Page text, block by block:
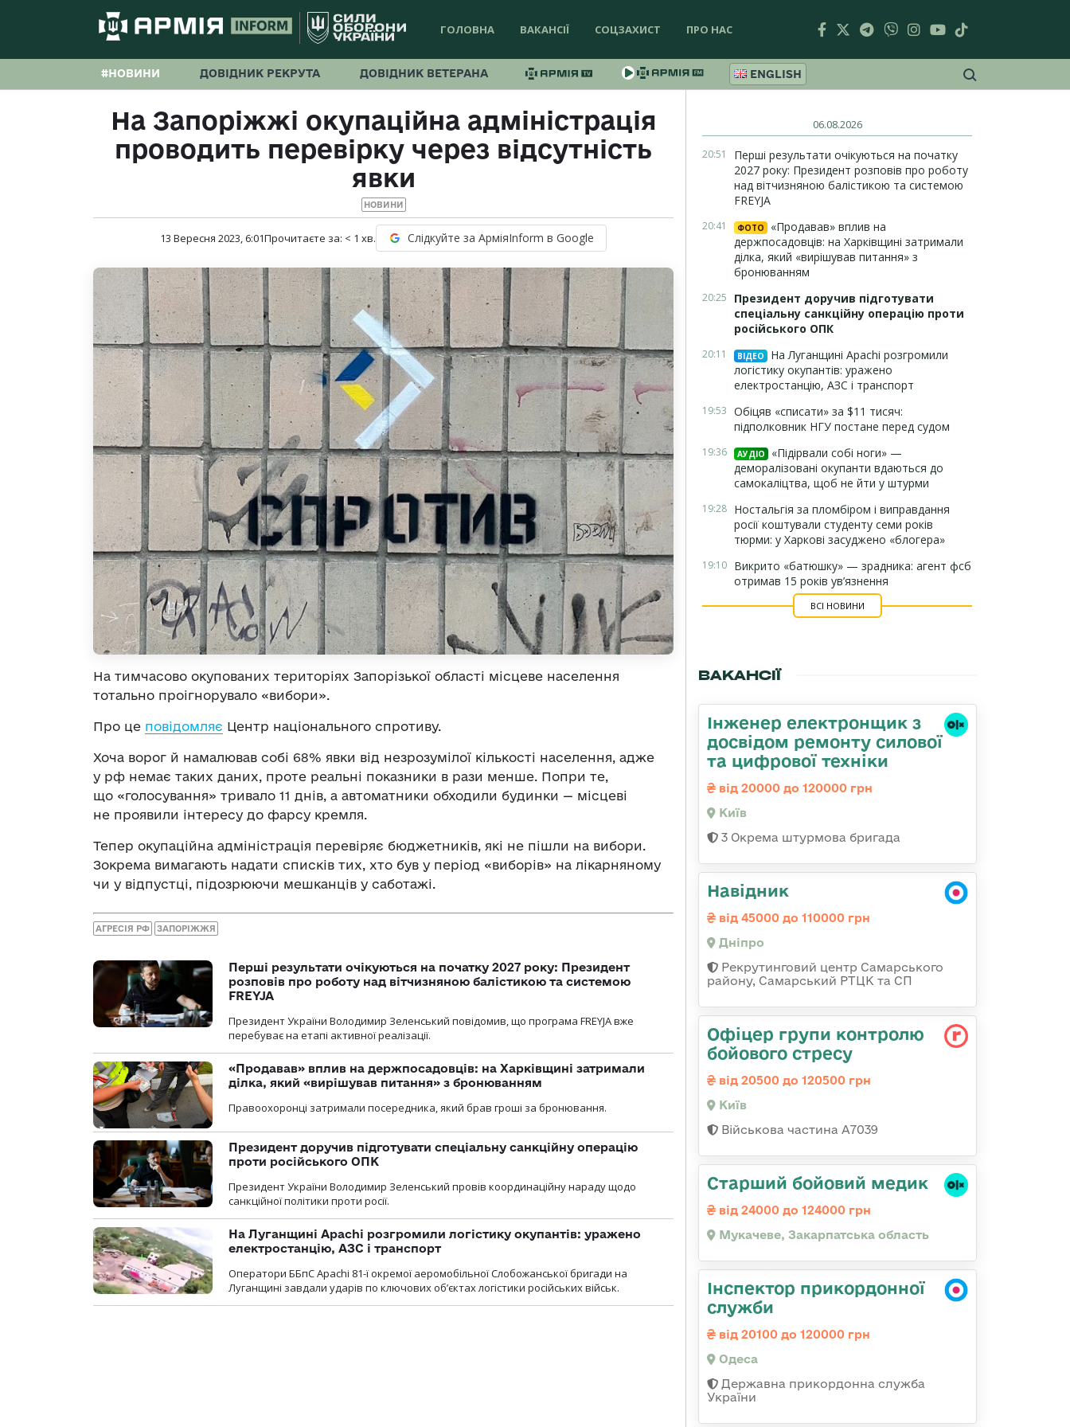
ГОЛОВНА ВАКАНСІЇ СОЦЗАХИСТ ПРО НАС
#НОВИНИ ДОВІДНИК РЕКРУТА ДОВІДНИК ВЕТЕРАНА ENGLISH
На Запоріжжі окупаційна адміністрація
проводить перевірку через відсутність
явки
НОВИНИ
13 Вересня 2023, 6:01Прочитаєте за: < 1 хв. Слідкуйте за АрміяInform в Google
На тимчасово окупованих територіях Запорізької області місцеве населення
тотально проігнорувало «вибори».
Про це повідомляє Центр національного спротиву.
Хоча ворог й намалював собі 68% явки від незрозумілої кількості населення, адже
у рф немає таких даних, проте реальні показники в рази менше. Попри те,
що «голосування» тривало 11 днів, а автоматники обходили будинки — місцеві
не проявили інтересу до фарсу кремля.
Тепер окупаційна адміністрація перевіряє бюджетників, які не пішли на вибори.
Зокрема вимагають надати списків тих, хто був у період «виборів» на лікарняному
чи у відпустці, підозрюючи мешканців у саботажі.
АГРЕСІЯ РФ ЗАПОРІЖЖЯ
Перші результати очікуються на початку 2027 року: Президент
розповів про роботу над вітчизняною балістикою та системою
FREYJA
Президент України Володимир Зеленський повідомив, що програма FREYJA вже
перебуває на етапі активної реалізації.
«Продавав» вплив на держпосадовців: на Харківщині затримали
ділка, який «вирішував питання» з бронюванням
Правоохоронці затримали посередника, який брав гроші за бронювання.
Президент доручив підготувати спеціальну санкційну операцію
проти російського ОПК
Президент України Володимир Зеленський провів координаційну нараду щодо
санкційної політики проти росії.
На Луганщині Apachi розгромили логістику окупантів: уражено
електростанцію, АЗС і транспорт
Оператори ББпС Apachi 81-ї окремої аеромобільної Слобожанської бригади на
Луганщині завдали ударів по ключових об’єктах логістики російських військ.
06.08.2026
20:51
Перші результати очікуються на початку
2027 року: Президент розповів про роботу
над вітчизняною балістикою та системою
FREYJA
20:41 ФОТО
«Продавав» вплив на
держпосадовців: на Харківщині затримали
ділка, який «вирішував питання» з
бронюванням
20:25
Президент доручив підготувати
спеціальну санкційну операцію проти
російського ОПК
20:11 ВІДЕО
На Луганщині Apachi розгромили
логістику окупантів: уражено
електростанцію, АЗС і транспорт
19:53 Обіцяв «списати» за $11 тисяч:
підполковник НГУ постане перед судом
19:36 АУДІО
«Підірвали собі ноги» —
деморалізовані окупанти вдаються до
самокаліцтва, щоб не йти у штурми
19:28 Ностальгія за пломбіром і виправдання
росії коштували студенту семи років
тюрми: у Харкові засуджено «блогера»
19:10 Викрито «батюшку» — зрадника: агент фсб
отримав 15 років ув’язнення
ВСІ НОВИНИ
ВАКАНСІЇ
Інженер електронщик з
досвідом ремонту силової
та цифрової техніки
від 20000 до 120000 грн
Київ
3 Окрема штурмова бригада
Навідник
від 45000 до 110000 грн
Дніпро
Рекрутинговий центр Самарського
району, Самарський РТЦК та СП
Офіцер групи контролю
бойового стресу
від 20500 до 120500 грн
Київ
Військова частина А7039
Старший бойовий медик
від 24000 до 124000 грн
Мукачеве, Закарпатська область
Інспектор прикордонної
служби
від 20100 до 120000 грн
Одеса
Державна прикордонна служба
України